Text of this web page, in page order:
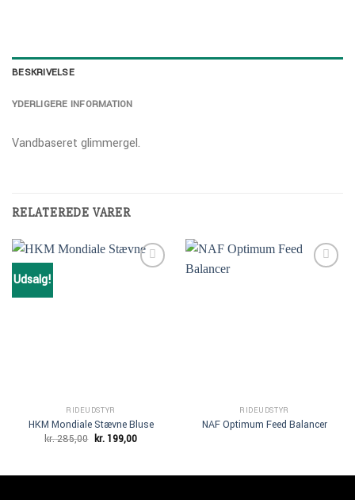
BESKRIVELSE
YDERLIGERE INFORMATION
Vandbaseret glimmergel.
RELATEREDE VARER
Udsalg!
RIDEUDSTYR
HKM Mondiale Stævne Bluse
kr.285,00 Den
oprindelige
kr. 285,00.
kr.199,00Den
kr. 199,00.
RIDEUDSTYR
NAF Optimum Feed Balancer